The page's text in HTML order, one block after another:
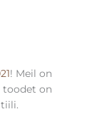
! Meil on
toodet on